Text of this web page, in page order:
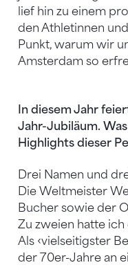
lief hin zu einem
den Athletinnen
Punkt, warum wir
Amsterdam so
In diesem Jahr
Jahr-Jubiläum.
Highlights dieser
Drei Namen und
Die Weltmeister
Bucher sowie der
Zu zweien hatte
Als ‹vielseitigster
der 70er-Jahre an